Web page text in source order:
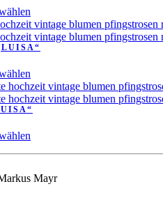
Die
Optionen
können
der
Produktseite
gewählt
werden
Produkt
weist
mehrere
Die
Optionen
können
der
werden
Produkt
weist
mehrere
können
auf
mehrere
Varianten
Mayr